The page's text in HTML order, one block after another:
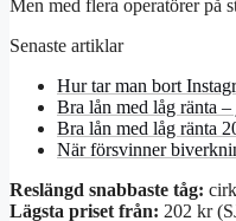
Men med flera operatörer på
Senaste artiklar
Hur tar man bort
Bra lån med låg ränta
Bra lån med låg ränta
När försvinner
Reslängd snabbaste tåg:
Lägsta priset från: 202 kr